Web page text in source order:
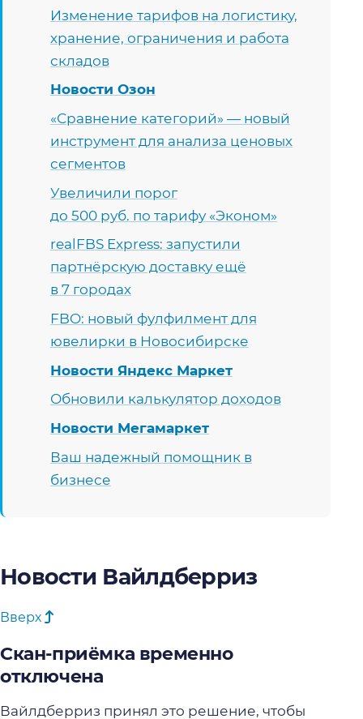
Изменение тарифов на логистику,
хранение, ограничения и работа
складов
Новости Озон
«Сравнение категорий» — новый
инструмент для анализа ценовых
сегментов
Увеличили порог
до 500 руб. по тарифу «Эконом»
realFBS Express: запустили
партнёрскую доставку ещё
в 7 городах
FBO: новый фулфилмент для
ювелирки в Новосибирске
Новости Яндекс Маркет
Обновили калькулятор доходов
Новости Мегамаркет
Ваш надежный помощник в
бизнесе
Новости Вайлдберриз
Вверх
Cкан-приёмка временно
отключена
Вайлдберриз принял это решение, чтобы